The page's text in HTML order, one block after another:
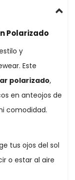
Polarizado
y
Este
polarizado,
en anteojos de
comodidad.
tus ojos del sol
o estar al aire